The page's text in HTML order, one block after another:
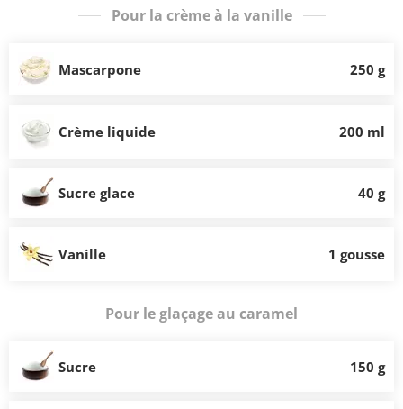
Pour la crème à la vanille
Mascarpone 250 g
Crème liquide 200 ml
Sucre glace 40 g
Vanille 1 gousse
Pour le glaçage au caramel
Sucre 150 g